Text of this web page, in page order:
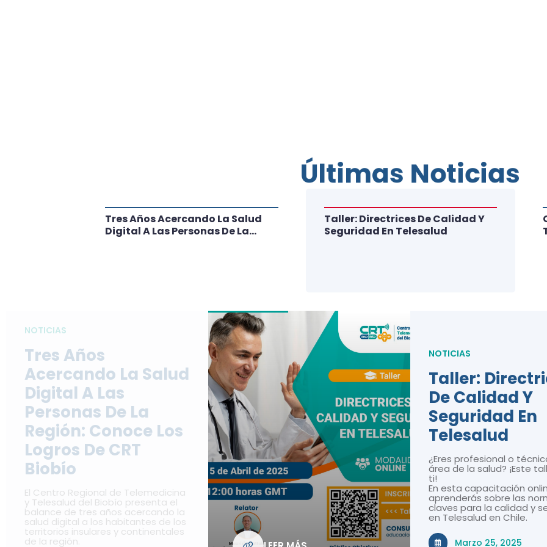
NOTICIAS
Tres Años
Acercando La Salud
Digital A Las
Personas De La
Región: Conoce Los
Logros De CRT
Biobío
El Centro Regional de Telemedicina
y Telesalud del Biobío presenta el
balance de tres años acercando la
salud digital a los habitantes de los
territorios insulares y continentales
de la región.
NOTICIAS
Taller:
De Calidad Y
Seguridad En
Telesalud
¿Eres profesional o
área de la salud? ¡Este
ti!
En esta capacitación
aprenderás sobre las
claves para la calidad y
en Telesalud en Chile.
Marzo 25, 2025
Tres Años Acercando La Salud
Digital A Las Personas De La
Taller: Directrices De Calidad Y
Seguridad En Telesalud
Últimas Noticias